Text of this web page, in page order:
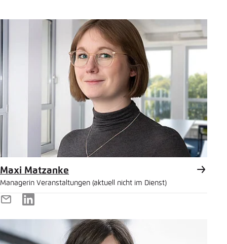
Maxi Matzanke
Managerin Veranstaltungen (aktuell nicht im Dienst)
E-
Mail
LinkedIn